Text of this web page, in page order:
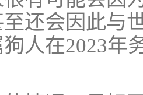
还会因此与
人在2023年